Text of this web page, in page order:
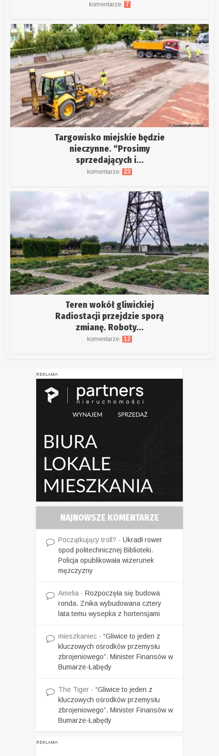
komentarze: 7
Targowisko miejskie będzie
nieczynne. “Prosimy
sprzedających i...
komentarze: 23
Teren wokół gliwickiej
Radiostacji przejdzie sporą
zmianę. Roboty...
komentarze: 12
REKLAMA
NAJNOWSZE KOMENTARZE
Początkujący troll? - Ukradł rower
spod politechnicznej Biblioteki.
Policja opublikowała wizerunek
mężczyzny
Amelia - Rozpoczęła się budowa
ronda. Znika wybudowana cztery
lata temu wysepka z hortensjami
mieszkaniec - “Gliwice to jeden z
kluczowych ośrodków przemysłu
zbrojeniowego”. Minister Finansów w
Bumarze-Łabędy
The Tiger - “Gliwice to jeden z
kluczowych ośrodków przemysłu
zbrojeniowego”. Minister Finansów w
Bumarze-Łabędy
REKLAMA